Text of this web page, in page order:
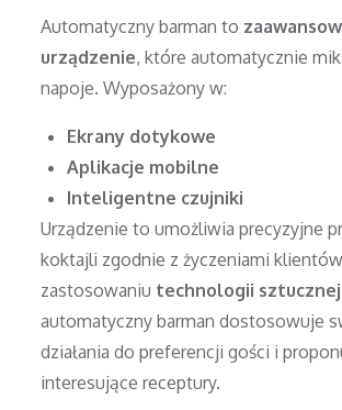
Automatyczny barman to
urządzenie, które automatycznie
napoje. Wyposażony w:
Ekrany dotykowe
Aplikacje mobilne
Inteligentne czujniki
Urządzenie to umożliwia precyzyjne
koktajli zgodnie z życzeniami
zastosowaniu technologii
automatyczny barman dostosowuje
działania do preferencji gości i
interesujące receptury.